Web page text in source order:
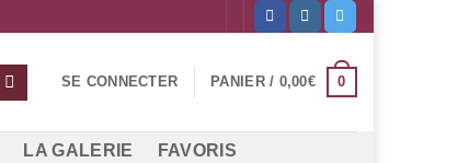
SE CONNECTER PANIER / 0,00€ 0
LA GALERIE FAVORIS